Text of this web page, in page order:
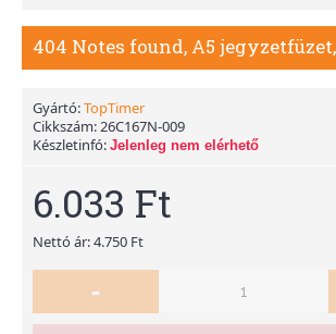
404 Notes found, A5
Gyártó:TopTimer
Cikkszám:26C167N-009
Készletinfó: Jelenleg nem elérhető
6.033 Ft
Nettó ár: 4.750 Ft
-